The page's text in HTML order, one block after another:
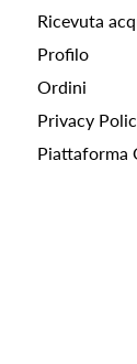
Ricevuta
Profilo
Ordini
Privacy
Piattaforma